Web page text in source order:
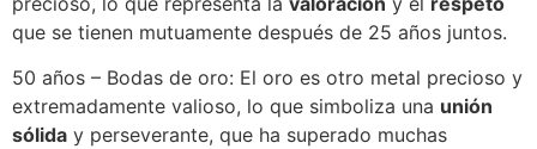
que se tienen mutuamente después de 25 años juntos.
50 años – Bodas de oro: El oro es otro metal precioso y
extremadamente valioso, lo que simboliza una unión
sólida y perseverante, que ha superado muchas